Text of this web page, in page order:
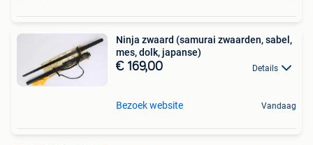
Ninja zwaard (samurai zwaarden, sabel,
mes, dolk, japanse)
€ 169,00 Details
Bezoek website Vandaag